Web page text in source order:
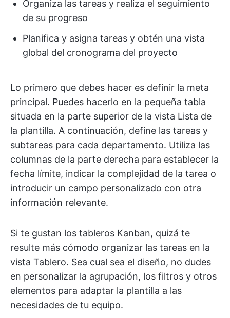
Organiza las tareas y realiza el seguimiento
de su progreso
Planifica y asigna tareas y obtén una vista
global del cronograma del proyecto
Lo primero que debes hacer es definir la meta
principal. Puedes hacerlo en la pequeña tabla
situada en la parte superior de la vista Lista de
la plantilla. A continuación, define las tareas y
subtareas para cada departamento. Utiliza las
columnas de la parte derecha para establecer la
fecha límite, indicar la complejidad de la tarea o
introducir un campo personalizado con otra
información relevante.
Si te gustan los tableros Kanban, quizá te
resulte más cómodo organizar las tareas en la
vista Tablero. Sea cual sea el diseño, no dudes
en personalizar la agrupación, los filtros y otros
elementos para adaptar la plantilla a las
necesidades de tu equipo.